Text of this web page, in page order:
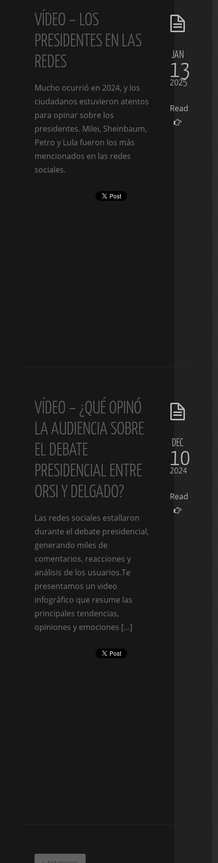
VÍDEO – LOS
PRESIDENTES EN LAS
REDES
Mucho ocurrió en 2024, y los
ciudadanos estuvieron atentos
para opinar sobre los
presidentes. Milei, Sheinbaum,
Petro y Lula fueron los más
mencionados en las redes
sociales.
JAN
13
2025
Read
VÍDEO – ¿QUÉ OPINÓ
LA AUDIENCIA SOBRE
EL DEBATE
PRESIDENCIAL ENTRE
ORSI Y DELGADO?
Las redes sociales estallaron
durante el debate presidencial,
generando miles de
comentarios, reacciones y
análisis de los usuarios.Te
presentamos un video
infográfico que resume las
principales tendencias,
opiniones y emociones […]
DEC
10
2024
Read